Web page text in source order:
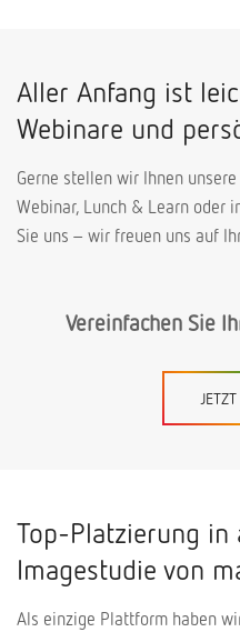
Aller Anfang ist
Webinare und
Gerne stellen wir Ihnen
Webinar, Lunch & Learn oder
Sie uns – wir freuen uns auf
Vereinfachen Sie
Top-Platzierung in
Imagestudie von
Als einzige Plattform haben